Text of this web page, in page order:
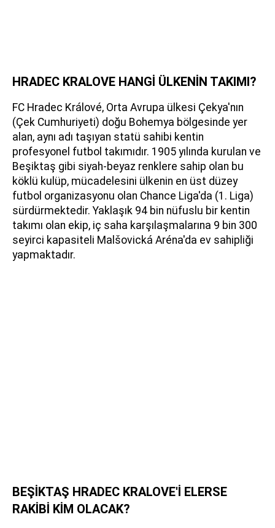
HRADEC KRALOVE HANGİ ÜLKENİN TAKIMI?
FC Hradec Králové, Orta Avrupa ülkesi Çekya'nın
(Çek Cumhuriyeti) doğu Bohemya bölgesinde yer
alan, aynı adı taşıyan statü sahibi kentin
profesyonel futbol takımıdır. 1905 yılında kurulan ve
Beşiktaş gibi siyah-beyaz renklere sahip olan bu
köklü kulüp, mücadelesini ülkenin en üst düzey
futbol organizasyonu olan Chance Liga'da (1. Liga)
sürdürmektedir. Yaklaşık 94 bin nüfuslu bir kentin
takımı olan ekip, iç saha karşılaşmalarına 9 bin 300
seyirci kapasiteli Malšovická Aréna'da ev sahipliği
yapmaktadır.
BEŞİKTAŞ HRADEC KRALOVE'İ ELERSE
RAKİBİ KİM OLACAK?